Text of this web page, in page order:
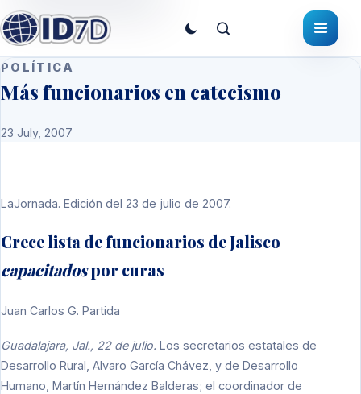
POLÍTICA
Más funcionarios en catecismo
23 July, 2007
LaJornada. Edición del 23 de julio de 2007.
Crece lista de funcionarios de Jalisco
capacitadospor curas
Juan Carlos G. Partida
Guadalajara, Jal., 22 de julio. Los secretarios estatales de
Desarrollo Rural, Alvaro García Chávez, y de Desarrollo
Humano, Martín Hernández Balderas; el coordinador de